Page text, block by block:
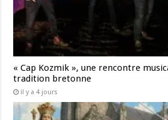
« Cap Kozmik », une rencontre
tradition bretonne
il y a 4 jours